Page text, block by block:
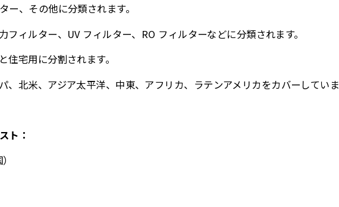
ー、その他に分類されます。
フィルター、UV フィルター、RO フィルターなどに分類されます。
宅用に分割されます。
、北米、アジア太平洋、中東、アフリカ、ラテンアメリカをカバーしていま
ト：